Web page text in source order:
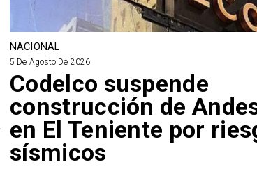
NACIONAL
5 De Agosto De 2026
Codelco suspende
construcción de
en El Teniente por
sísmicos